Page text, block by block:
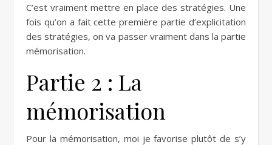
C’est vraiment mettre en place des stratégies. Une
fois qu’on a fait cette première partie d’explicitation
des stratégies, on va passer vraiment dans la partie
mémorisation.
Partie 2 : La
mémorisation
Pour la mémorisation, moi je favorise plutôt de s’y